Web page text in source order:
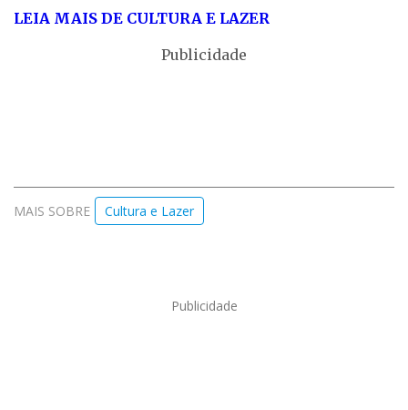
LEIA MAIS DE CULTURA E LAZER
Publicidade
MAIS SOBRE Cultura e Lazer
Publicidade